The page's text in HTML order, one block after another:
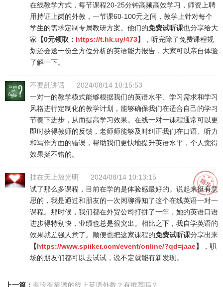
在线教学方式，每节课程20-25分钟高频高效学习，师资上聘
用持证上岗的外教，一节课60-100元之间，教学上针对每个
学生的需求定制专属教研方案。他们的免费试听课也分享给大
家 【0元领取： https://t.hk.uy/473】
，听完除了免费课程规
划还会送一份全方位分析的英语能力报告，大家可以亲自体验
了解一下。
不要乱讲话
2024/08/14 10:15:53
一对一的教学模式能够根据我们的英语水平、学习需求和学习
风格进行定制化的教学计划，能够确保我们在适合自己的学习
节奏下进步，从而提高学习效果。在线一对一课程通常可以更
即时获得教师的反馈，老师师能够及时纠正我们在口语、听力
和写作方面的错误，帮助我们更快地提升英语水平，个人觉得
效果挺不错的。
挂在天上放光明
2024/08/14 10:13:15
试了那么多课程，目前在学的是体验感最好的。说起来挺有意
思的，我是通过和朋友的一次闲聊得知了这个在线英语一对一
课程。那时候，我们都在外贸公司打拼了一年，她的英语口语
进步得特别快，业绩也总是很突出。相比之下，我自学英语的
效果就差强人意了。顺便也把这家课程的免费试听课分享出来
【https://www.spiiker.com/event/online/?qd=jaae】
，职
场的朋友们都可以去试试，说不定就能有新发现。
上一篇： 有没有靠谱的线上英语外教？有推荐吗？